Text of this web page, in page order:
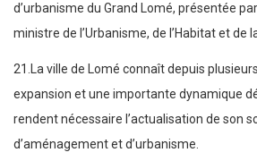
d’urbanisme du Grand Lomé, présentée
ministre de l’Urbanisme, de l’Habitat et de
21.La ville de Lomé connaît depuis
expansion et une importante dynamique
rendent nécessaire l’actualisation de son
d’aménagement et d’urbanisme.